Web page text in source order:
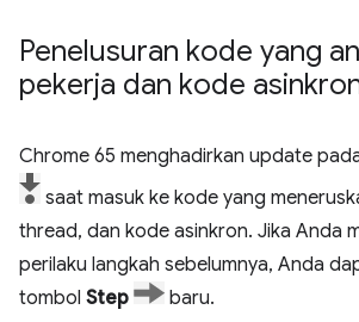
Penelusuran kode yang
pekerja dan kode
Chrome 65 menghadirkan update
saat masuk ke kode yang
thread, dan kode asinkron. Jika Anda
perilaku langkah sebelumnya, Anda
tombol Step baru.